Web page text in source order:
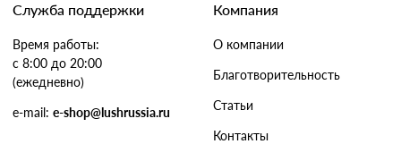
Служба поддержки
Время работы:
с 8:00 до 20:00
(ежедневно)
e-mail: e-shop@lushrussia.ru
Компания
О компании
Благотворительность
Статьи
Контакты